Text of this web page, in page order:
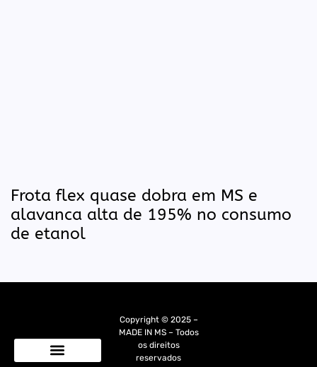
Frota flex quase dobra em MS e
alavanca alta de 195% no consumo
de etanol
Copyright © 2025 –
MADE IN MS – Todos
os direitos
reservados